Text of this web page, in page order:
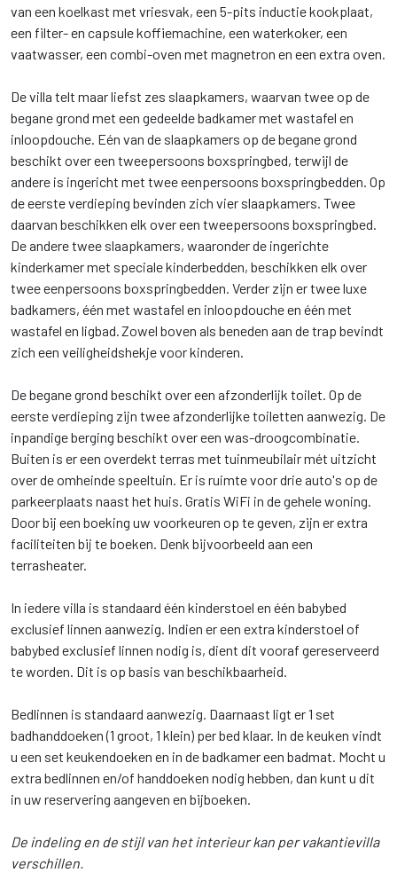
van een koelkast met vriesvak, een 5-pits inductie kookplaat,
een filter- en capsule koffiemachine, een waterkoker, een
vaatwasser, een combi-oven met magnetron en een extra oven.
De villa telt maar liefst zes slaapkamers, waarvan twee op de
begane grond met een gedeelde badkamer met wastafel en
inloopdouche. Eén van de slaapkamers op de begane grond
beschikt over een tweepersoons boxspringbed, terwijl de
andere is ingericht met twee eenpersoons boxspringbedden. Op
de eerste verdieping bevinden zich vier slaapkamers. Twee
daarvan beschikken elk over een tweepersoons boxspringbed.
De andere twee slaapkamers, waaronder de ingerichte
kinderkamer met speciale kinderbedden, beschikken elk over
twee eenpersoons boxspringbedden. Verder zijn er twee luxe
badkamers, één met wastafel en inloopdouche en één met
wastafel en ligbad. Zowel boven als beneden aan de trap bevindt
zich een veiligheidshekje voor kinderen.
De begane grond beschikt over een afzonderlijk toilet. Op de
eerste verdieping zijn twee afzonderlijke toiletten aanwezig. De
inpandige berging beschikt over een was-droogcombinatie.
Buiten is er een overdekt terras met tuinmeubilair mét uitzicht
over de omheinde speeltuin. Er is ruimte voor drie auto's op de
parkeerplaats naast het huis. Gratis WiFi in de gehele woning.
Door bij een boeking uw voorkeuren op te geven, zijn er extra
faciliteiten bij te boeken. Denk bijvoorbeeld aan een
terrasheater.
In iedere villa is standaard één kinderstoel en één babybed
exclusief linnen aanwezig. Indien er een extra kinderstoel of
babybed exclusief linnen nodig is, dient dit vooraf gereserveerd
te worden. Dit is op basis van beschikbaarheid.
Bedlinnen is standaard aanwezig. Daarnaast ligt er 1 set
badhanddoeken (1 groot, 1 klein) per bed klaar. In de keuken vindt
u een set keukendoeken en in de badkamer een badmat. Mocht u
extra bedlinnen en/of handdoeken nodig hebben, dan kunt u dit
in uw reservering aangeven en bijboeken.
De indeling en de stijl van het interieur kan per vakantievilla
verschillen.